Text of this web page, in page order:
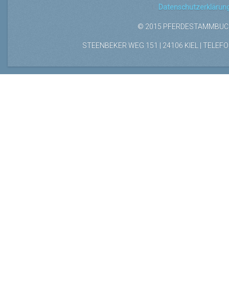
© 2015
STEENBEKER WEG 151 | 24106 KIEL |